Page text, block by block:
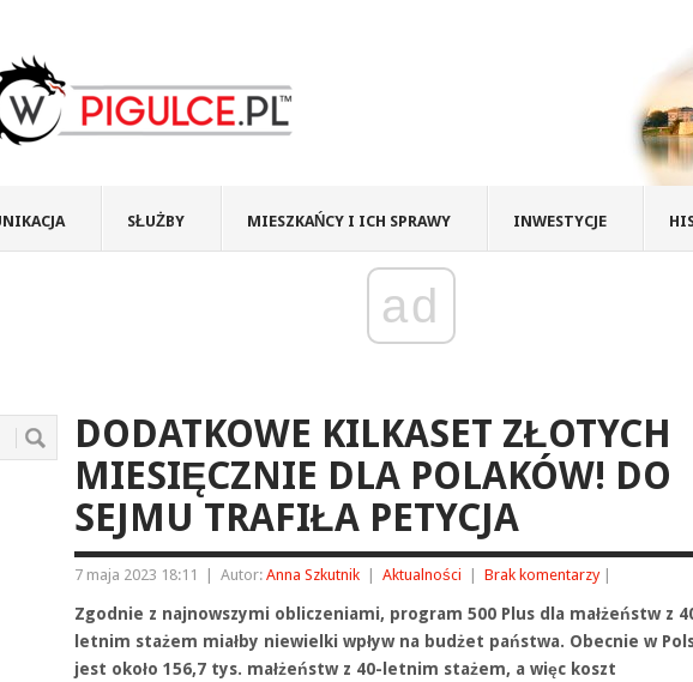
SŁUŻBY MIESZKAŃCY I ICH SPRAWY INWESTYCJE
ad
DODATKOWE KILKASET ZŁOTYCH
MIESIĘCZNIE DLA POLAKÓW! DO
SEJMU TRAFIŁA PETYCJA
7 maja 2023 18:11 Autor: Anna Szkutnik Aktualności Brak komentarzy
Zgodnie z najnowszymi obliczeniami, program 500 Plus dla małżeństw z
letnim stażem miałby niewielki wpływ na budżet państwa. Obecnie w
jest około 156,7 tys. małżeństw z 40-letnim stażem, a więc koszt